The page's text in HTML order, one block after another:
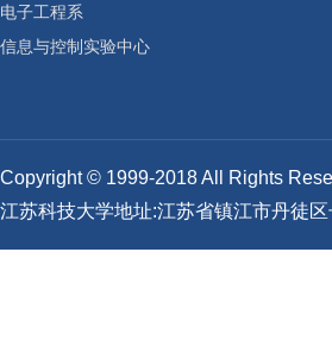
电子工程系
信息与控制实验中心
Copyright © 1999-2018 All Rights
江苏科技大学地址:江苏省镇江市丹徒